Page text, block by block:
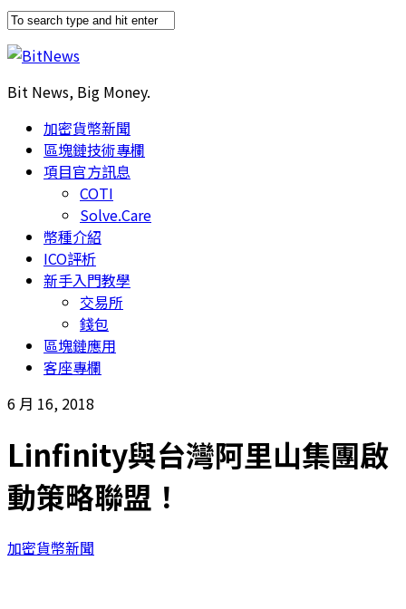
Bit News, Big Money.
加密貨幣新聞
區塊鏈技術專欄
項目官方訊息
COTI
Solve.Care
幣種介紹
ICO評析
新手入門教學
交易所
錢包
區塊鏈應用
客座專欄
6 月 16, 2018
Linfinity與台灣阿里山集團啟
動策略聯盟！
加密貨幣新聞